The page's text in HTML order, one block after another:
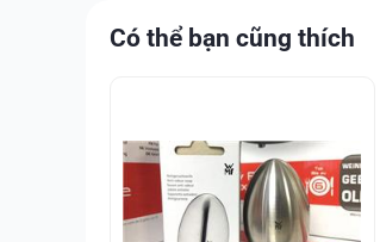
Có thể bạn cũng thích